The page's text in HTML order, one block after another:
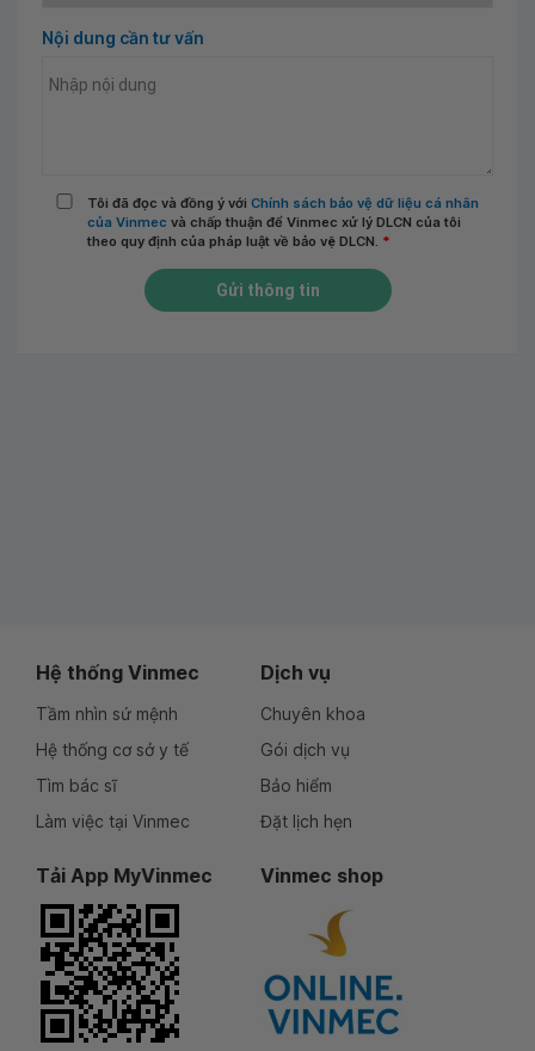
Nội dung cần tư vấn
Tôi đã đọc và đồng ý với Chính sách bảo vệ dữ liệu cá nhân
của Vinmec và chấp thuận để Vinmec xử lý DLCN của tôi
theo quy định của pháp luật về bảo vệ DLCN. *
Gửi thông tin
Hệ thống Vinmec
Tầm nhìn sứ mệnh
Hệ thống cơ sở y tế
Tìm bác sĩ
Làm việc tại Vinmec
Dịch vụ
Chuyên khoa
Gói dịch vụ
Bảo hiểm
Đặt lịch hẹn
Tải App MyVinmec Vinmec shop